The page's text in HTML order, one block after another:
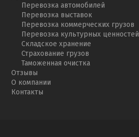
Перевозка автомобилей
Перевозка выставок
Перевозка коммерческих грузов
Перевозка культурных ценностей
Складское хранение
Страхование грузов
Таможенная очистка
Отзывы
О компании
Контакты